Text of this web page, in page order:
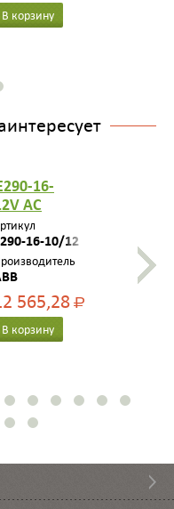
В корзину
16-
AC
16-10/12
565,28Р
В корзину